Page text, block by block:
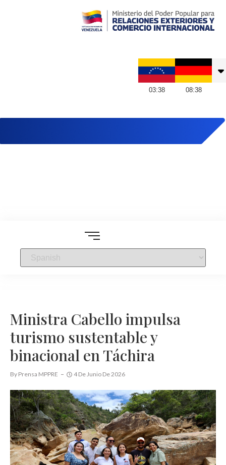
03:38 08:38
Ministra Cabello impulsa
turismo sustentable y
binacional en Táchira
By Prensa MPPRE 4 De Junio De 2026